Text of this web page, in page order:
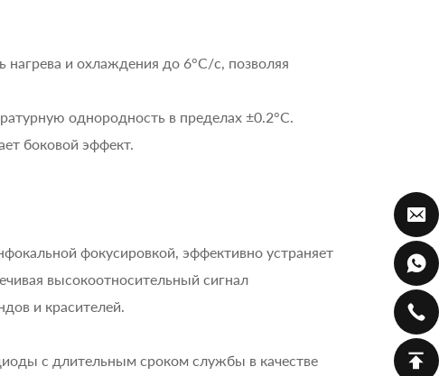
и охлаждения до 6°C/с, позволяя
однородность в пределах ±0.2°C.
боковой эффект.
фокусировкой, эффективно устраняет
высокоотносительный сигнал
и красителей.
с длительным сроком службы в качестве